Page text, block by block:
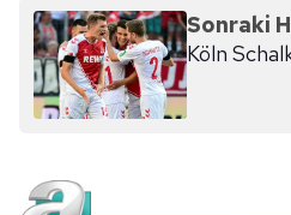
reklam/pazarlama faaliyetlerinin
sınırlı olarak açık rızanız
Çerezlere ilişkin tercihlerinizi
Metnimizi
Sonraki
Köln